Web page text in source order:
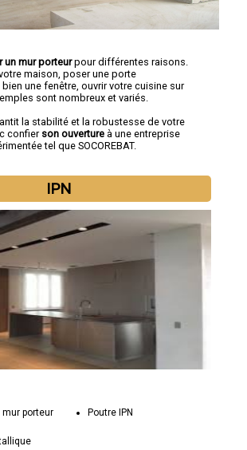
un mur porteurpour différentes raisons.
maison, poser une porte
une fenêtre, ouvrir votre cuisine sur
sont nombreux et variés.
la stabilité et la robustesse de votre
confier son ouverture à une entreprise
tel que SOCOREBAT.
IPN
mur porteur
Poutre IPN